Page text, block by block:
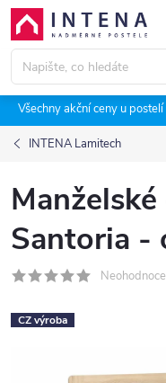
Přejít
obsah
Všechny akční ceny u
INTENA Lamitech
Santoria -
CZ výroba